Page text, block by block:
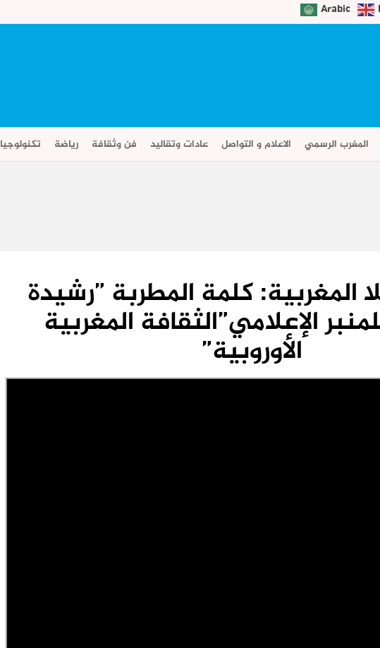
Arabic
المغرب الرسمي الاعلام و التواصل عادات وتقاليد فن وثقافة رياضة تكنولوجيا
المغربية: كلمة المطربة ”رشيدة
الإعلامي”الثقافة المغربية
الأوروبية”